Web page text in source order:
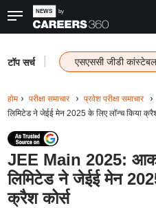
टॉप सर्च एसएससी जीडी
होम परीक्षा समाचार प्रवेश परीक्षा समाचार
लिमिटेड ने जेईई मेन 2025 के लिए लॉन्च किया
JEE Main 2025:
लिमिटेड ने जेईई मेन
क्रैश कोर्स